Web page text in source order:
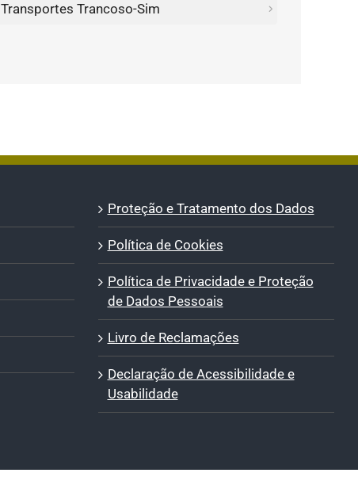
Transportes Trancoso-Sim
Proteção e Tratamento dos Dados
Política de Cookies
Política de Privacidade e Proteção
de Dados Pessoais
Livro de Reclamações
Declaração de Acessibilidade e
Usabilidade